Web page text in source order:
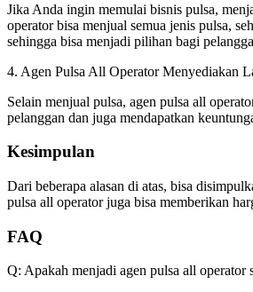
Jika Anda ingin memulai bisnis pulsa,
operator bisa menjual semua jenis pulsa,
sehingga bisa menjadi pilihan bagi
4. Agen Pulsa All Operator Menyediakan
Selain menjual pulsa, agen pulsa all
pelanggan dan juga mendapatkan
Kesimpulan
Dari beberapa alasan di atas, bisa
pulsa all operator juga bisa memberikan
FAQ
Q: Apakah menjadi agen pulsa all